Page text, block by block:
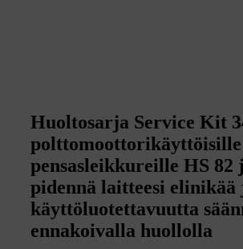
Huoltosarja Service Kit
polttomoottorikäyttöisille
pensasleikkureille HS 82
pidennä laitteesi elinikää
käyttöluotettavuutta
ennakoivalla huollolla